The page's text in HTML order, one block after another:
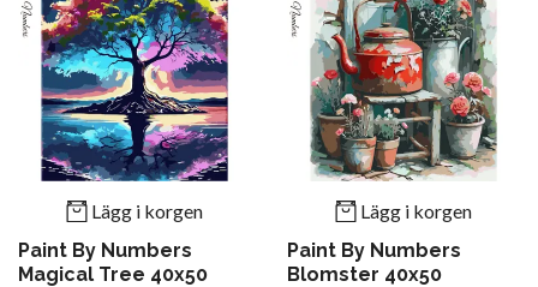
Lägg i korgen
Paint By Numbers
Magical Tree 40x50
Lägg i korgen
Paint By Numbers
Blomster 40x50